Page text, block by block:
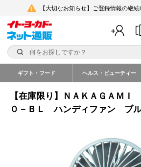
【大切なお知らせ】ご登録情報の継
ギフト・フード ヘルス・ビューティー
【在庫限り】ＮＡＫＡＧＡＭ
０－ＢＬ ハンディファン ブ